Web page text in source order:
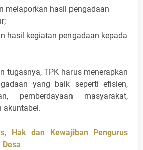
melaporkan hasil pengadaan
hasil kegiatan pengadaan kepada
tugasnya, TPK harus menerapkan
yang baik seperti efisien,
pemberdayaan masyarakat,
akuntabel.
Hak dan Kewajiban Pengurus